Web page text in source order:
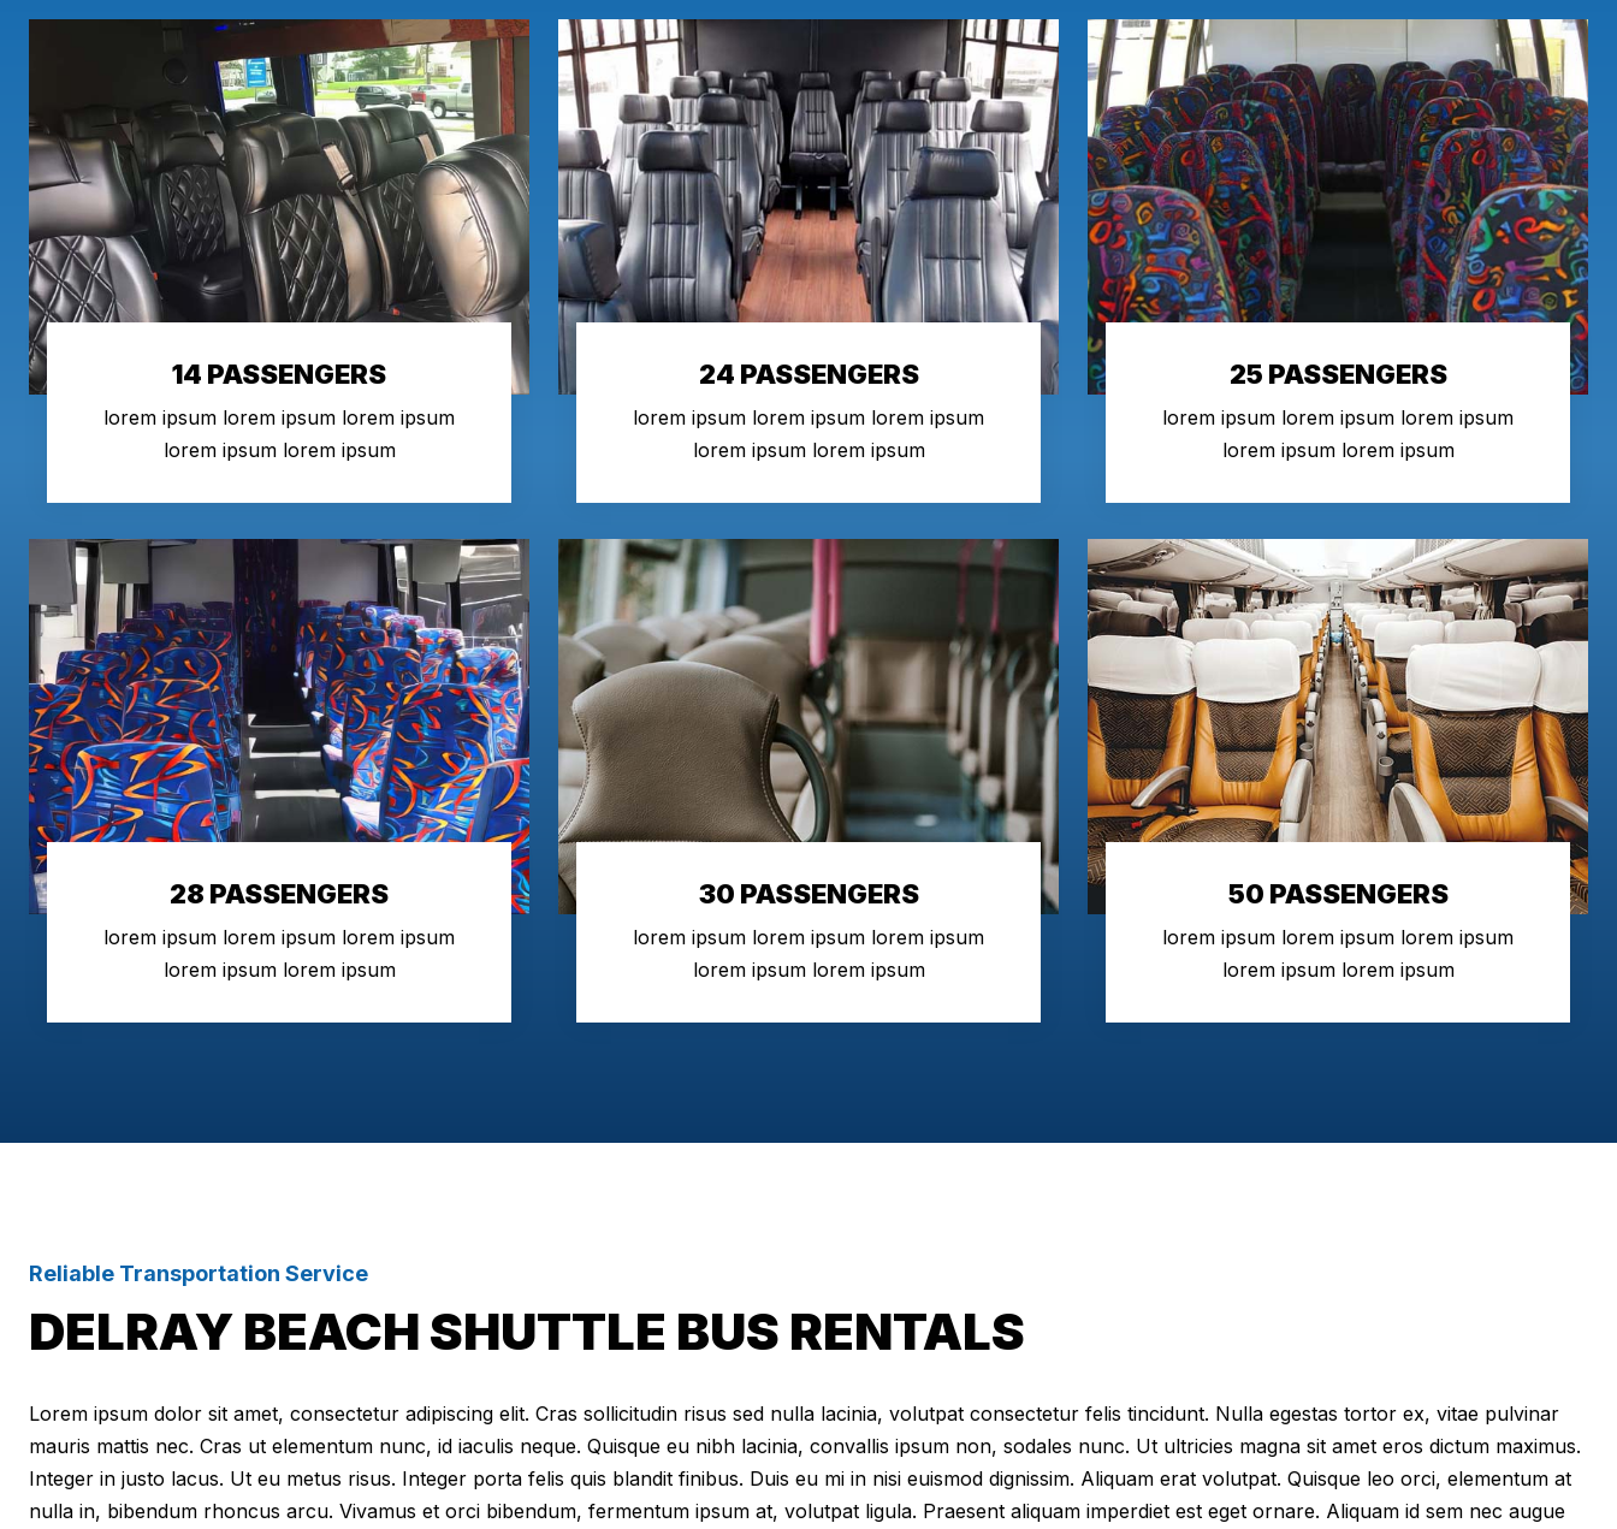
14 PASSENGERS
lorem ipsum lorem ipsum lorem ipsum
lorem ipsum lorem ipsum
24 PASSENGERS
lorem ipsum lorem ipsum lorem ipsum
lorem ipsum lorem ipsum
25 PASSENGERS
lorem ipsum lorem ipsum lorem ipsum
lorem ipsum lorem ipsum
28 PASSENGERS
lorem ipsum lorem ipsum lorem ipsum
lorem ipsum lorem ipsum
30 PASSENGERS
lorem ipsum lorem ipsum lorem ipsum
lorem ipsum lorem ipsum
50 PASSENGERS
lorem ipsum lorem ipsum lorem ipsum
lorem ipsum lorem ipsum
Reliable Transportation Service
DELRAY BEACH SHUTTLE BUS RENTALS
Lorem ipsum dolor sit amet, consectetur adipiscing elit. Cras sollicitudin risus sed nulla lacinia, volutpat consectetur felis tincidunt. Nulla egestas tortor ex, vitae pulvinar
mauris mattis nec. Cras ut elementum nunc, id iaculis neque. Quisque eu nibh lacinia, convallis ipsum non, sodales nunc. Ut ultricies magna sit amet eros dictum maximus.
Integer in justo lacus. Ut eu metus risus. Integer porta felis quis blandit finibus. Duis eu mi in nisi euismod dignissim. Aliquam erat volutpat. Quisque leo orci, elementum at
nulla in, bibendum rhoncus arcu. Vivamus et orci bibendum, fermentum ipsum at, volutpat ligula. Praesent aliquam imperdiet est eget ornare. Aliquam id sem nec augue